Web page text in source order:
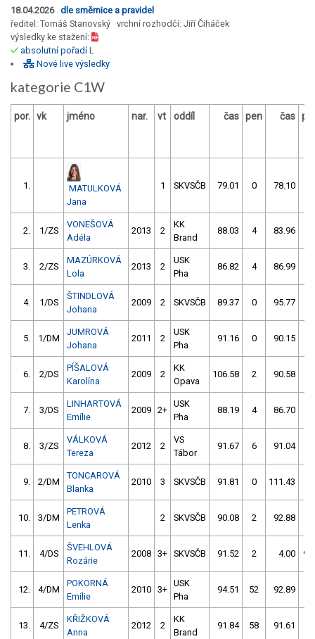
18.04.2026 dle směrnice a pravidel
ředitel: Tomáš Stanovský vrchní rozhodčí: Jiří Čiháček
výsledky ke stažení:
absolutní pořadíL
Nové live výsledky
kategorie C1W
por. vk jméno nar. vt oddíl čas pen čas
1.
MATULKOVÁ
Jana
1 SKVSČB 79.01 0 78.10
2. 1/ZS
VONEŠOVÁ
Adéla
2013 2
KK
Brand
88.03 4 83.96
3. 2/ZS
MAZÚRKOVÁ
Lola
2013 2
USK
Pha
86.82 4 86.99
4. 1/DS
ŠTINDLOVÁ
Johana
2009 2 SKVSČB 89.37 0 95.77
5. 1/DM
JUMROVÁ
Johana
2011 2
USK
Pha
91.16 0 90.15
6. 2/DS
PÍŠALOVÁ
Karolína
2009 2
KK
Opava
106.58 2 90.58
7. 3/DS
LINHARTOVÁ
Emílie
2009 2+
USK
Pha
88.19 4 86.70
8. 3/ZS
VÁLKOVÁ
Tereza
2012 2
VS
Tábor
91.67 6 91.04
9. 2/DM
TONCAROVÁ
Blanka
2010 3 SKVSČB 91.81 0 111.43
10. 3/DM
PETROVÁ
Lenka
2 SKVSČB 90.08 2 92.88
11. 4/DS
ŠVEHLOVÁ
Rozárie
2008 3+ SKVSČB 91.52 2 4.00
12. 4/DM
POKORNÁ
Emílie
2010 3+
USK
Pha
94.51 52 92.89
13. 4/ZS
KŘIŽKOVÁ
Anna
2012 2
KK
Brand
91.84 58 91.61